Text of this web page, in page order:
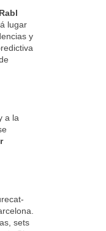
lugar
y
a la
sets